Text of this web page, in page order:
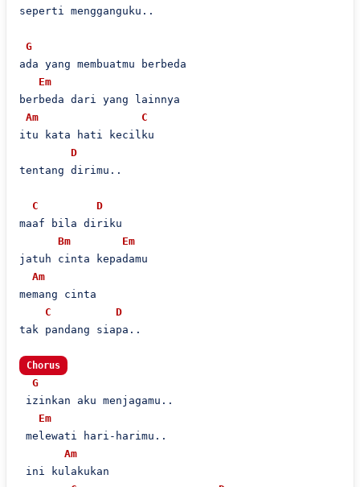
seperti mengganguku..
G
ada yang membuatmu berbeda
Em
berbeda dari yang lainnya
Am
C
itu kata hati kecilku
D
tentang dirimu..
C
D
maaf bila diriku
Bm
Em
jatuh cinta kepadamu
Am
memang cinta
C
D
tak pandang siapa..
Chorus
G
izinkan aku menjagamu..
Em
melewati hari-harimu..
Am
ini kulakukan